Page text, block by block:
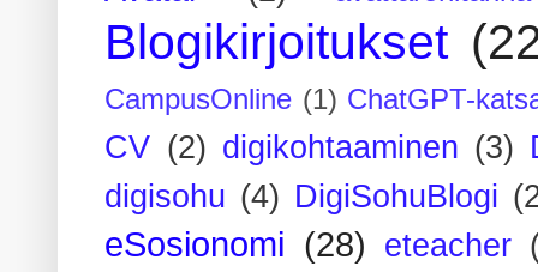
Blogikirjoitukset
CampusOnline (1) ChatGPT-
CV (2) digikohtaaminen (3)
digisohu (4) DigiSohuBlogi
eSosionomi (28) eteacher